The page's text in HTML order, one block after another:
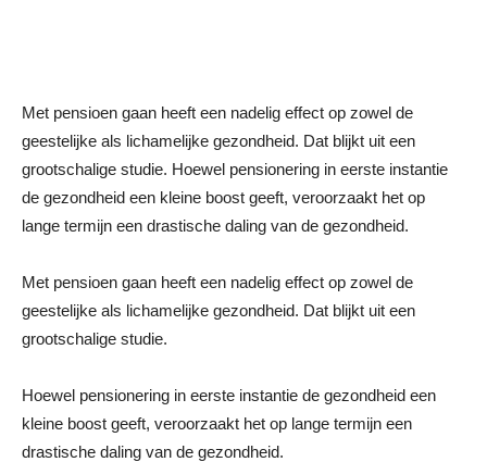
Met pensioen gaan heeft een nadelig effect op zowel de
geestelijke als lichamelijke gezondheid. Dat blijkt uit een
grootschalige studie. Hoewel pensionering in eerste instantie
de gezondheid een kleine boost geeft, veroorzaakt het op
lange termijn een drastische daling van de gezondheid.
Met pensioen gaan heeft een nadelig effect op zowel de
geestelijke als lichamelijke gezondheid. Dat blijkt uit een
grootschalige studie.
Hoewel pensionering in eerste instantie de gezondheid een
kleine boost geeft, veroorzaakt het op lange termijn een
drastische daling van de gezondheid.